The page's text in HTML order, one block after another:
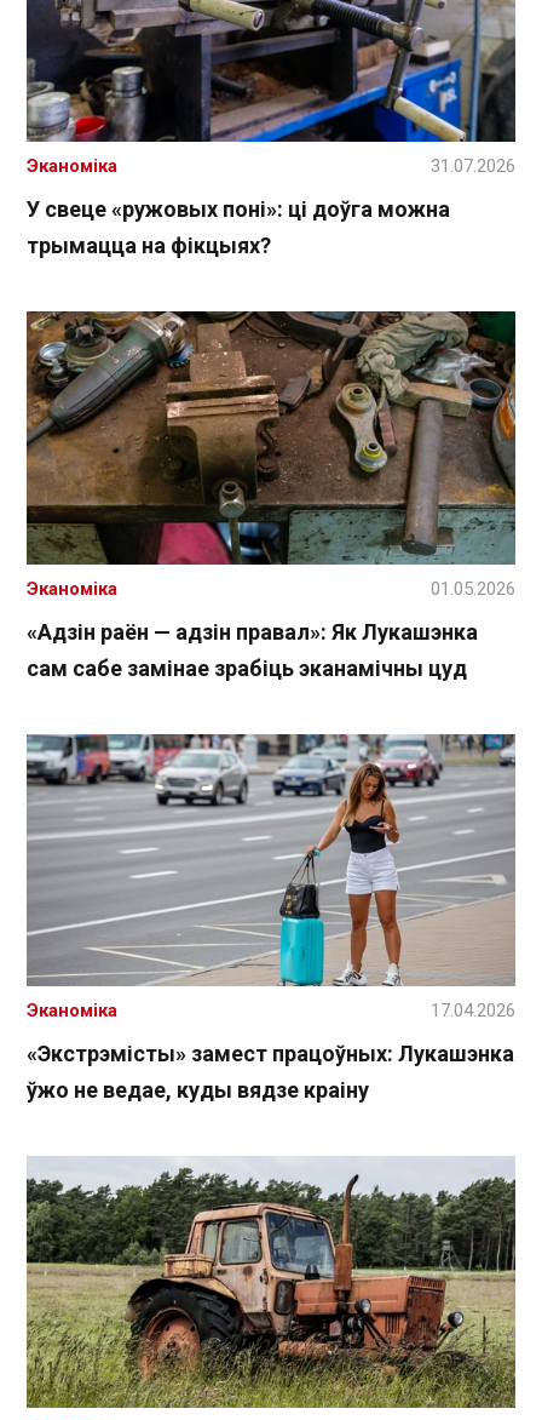
У свеце «ружовых поні»: ці доўга можна
трымацца на фікцыях?
Эканоміка 31.07.2026
«Адзін раён — адзін правал»: Як Лукашэнка
сам сабе замінае зрабіць эканамічны цуд
Эканоміка 01.05.2026
«Экстрэмісты» замест працоўных: Лукашэнка
ўжо не ведае, куды вядзе краіну
Эканоміка 17.04.2026